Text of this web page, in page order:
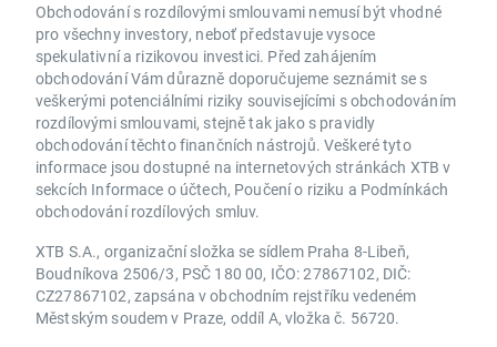
Obchodování s rozdílovými smlouvami nemusí být vhodné
pro všechny investory, neboť představuje vysoce
spekulativní a rizikovou investici. Před zahájením
obchodování Vám důrazně doporučujeme seznámit se s
veškerými potenciálními riziky souvisejícími s obchodováním
rozdílovými smlouvami, stejně tak jako s pravidly
obchodování těchto finančních nástrojů. Veškeré tyto
informace jsou dostupné na internetových stránkách XTB v
sekcích Informace o účtech, Poučení o riziku a Podmínkách
obchodování rozdílových smluv.
XTB S.A., organizační složka se sídlem Praha 8-Libeň,
Boudníkova 2506/3, PSČ 180 00, IČO: 27867102, DIČ:
CZ27867102, zapsána v obchodním rejstříku vedeném
Městským soudem v Praze, oddíl A, vložka č. 56720.